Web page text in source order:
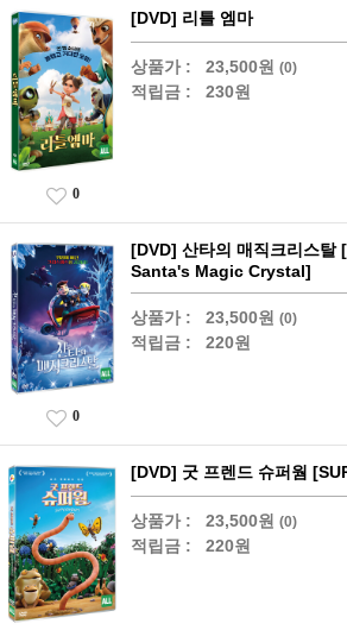
[DVD] 리틀 엠마
상품가 : 23,500원 (0)
적립금 : 230원
0
[DVD] 산타의 매직크리스
Santa's Magic Crystal]
상품가 : 23,500원 (0)
적립금 : 220원
0
[DVD] 굿 프렌드 슈퍼웜
상품가 : 23,500원 (0)
적립금 : 220원